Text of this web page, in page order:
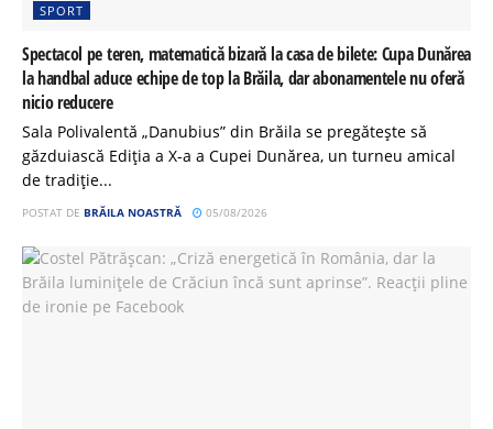
SPORT
Spectacol pe teren, matematică bizară la casa de bilete: Cupa Dunărea
la handbal aduce echipe de top la Brăila, dar abonamentele nu oferă
nicio reducere
Sala Polivalentă „Danubius” din Brăila se pregătește să
găzduiască Ediția a X-a a Cupei Dunărea, un turneu amical
de tradiție...
POSTAT DE BRĂILA NOASTRĂ 05/08/2026